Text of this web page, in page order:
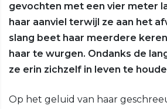
gevochten met een vier meter
haar aanviel terwijl ze aan het
slang beet haar meerdere
haar te wurgen. Ondanks de
ze erin zichzelf in leven te
Op het geluid van haar